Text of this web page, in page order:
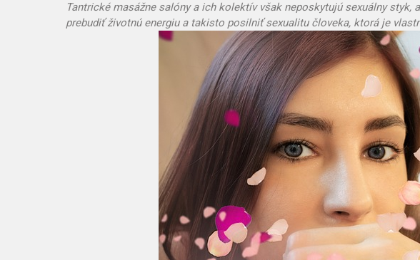
Tantrické masážne salóny a ich kolektív však neposkytujú sexuálny styk,
prebudiť životnú energiu a takisto posilniť sexualitu človeka, ktorá je